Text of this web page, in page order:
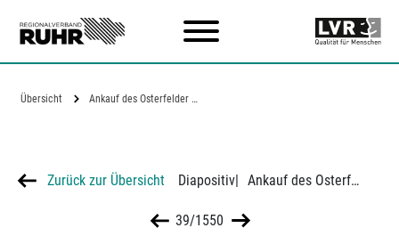
Übersicht Ankauf des Osterfelder Stadtwaldes
Zurück zur Übersicht Diapositiv| Ankauf des Osterfelder Stadtwaldes
39/1550